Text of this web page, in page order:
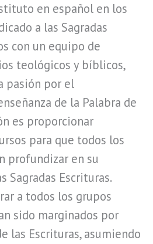
en español en los
a las Sagradas
con un equipo de
teológicos y bíblicos,
pasión por el
de la Palabra de
es proporcionar
para que todos los
profundizar en su
Sagradas Escrituras.
a todos los grupos
sido marginados por
las Escrituras, asumiendo